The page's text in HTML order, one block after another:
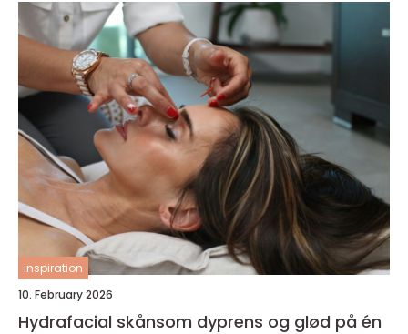
inspiration
10. February 2026
Hydrafacial skånsom dyprens og glød på én